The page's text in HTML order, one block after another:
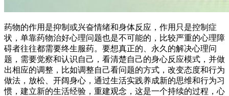
药物的作用是抑制或兴奋情绪和身体反应，作用只是控制症
状，单靠药物治好心理问题也是不可能的，比较严重的心理障
碍者往往都需要终生服药。要想真正的、永久的解决心理问
题，需要觉察和认识自己，看清楚自己的身心反应模式，并做
出相应的调整，比如调整自己看问题的方式，改变态度和行为
做法，放松、开阔身心，通过生活实践养成新的思维和行为习
惯，建立新的生活经验，重建观念，这是一个持续的过程，心